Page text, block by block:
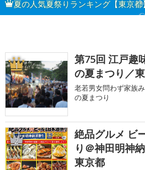
夏の人気夏祭りランキング【東京都
1
第75回 江戸趣
の夏まつり／
老若男女問わず家族
の夏まつり
2
絶品グルメ ビ
り＠神田明神
東京都